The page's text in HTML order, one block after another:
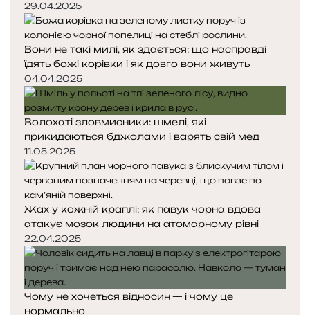
о
р
і
н
к
а
о
р
і
н
к
а
29.04.2025
Вони не такі милі, як здається: що насправді
їдять божі корівки і як довго вони живуть
04.04.2025
Волохаті зловмисники: шмелі, які
прикидаються бджолами і варять свій мед
11.05.2025
Жах у кожній краплі: як павук чорна вдова
атакує мозок людини на атомарному рівні
22.04.2025
Чому не хочеться відносин — і чому це
нормально